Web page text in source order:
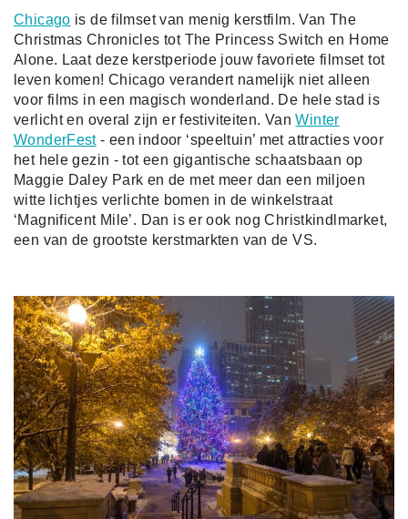
Chicago is de filmset van menig kerstfilm. Van The
Christmas Chronicles tot The Princess Switch en Home
Alone. Laat deze kerstperiode jouw favoriete filmset tot
leven komen! Chicago verandert namelijk niet alleen
voor films in een magisch wonderland. De hele stad is
verlicht en overal zijn er festiviteiten. VanWinter
WonderFest- een indoor ‘speeltuin’ met attracties voor
het hele gezin - tot een gigantische schaatsbaan op
Maggie Daley Park en de met meer dan een miljoen
witte lichtjes verlichte bomen in de winkelstraat
‘Magnificent Mile’. Dan is er ook nog Christkindlmarket,
een van de grootste kerstmarkten van de VS.